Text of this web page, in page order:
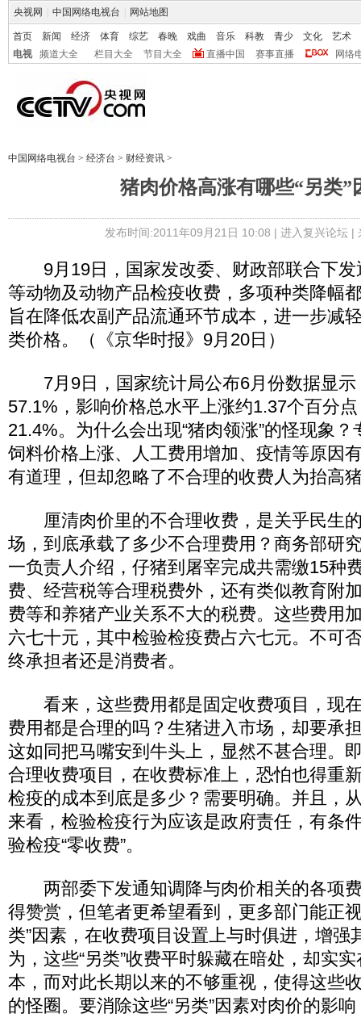
央视网 中国网络电视台 网站地图
首页 新闻 经济 体育 综艺 春晚 戏曲 音乐 科教 青少 文化
艺术
电视
频道大全 栏目大全 节目大全 直播中国 赛事直播 网络
中国网络电视台 > 经济台 > 财经资讯 >
猪肉价格高涨有哪些“另类”
发布时间:2011年09月21日 10:08 | 进入复兴论坛|
9月19日，国家发改委、财政部联合下发
等动物及动物产品检疫收费，多项种类降幅
旨在降低农副产品流通环节成本，进一步减
类价格。（《京华时报》9月20日）
7月9日，国家统计局公布6月份数据显示
57.1%，影响价格总水平上涨约1.37个百分
21.4%。为什么会出现“猪肉领涨”的怪现象
饲料价格上涨、人工费用增加、疫情等原因
有道理，但却忽略了不合理的收费人为抬高
厘清肉价里的不合理收费，是关乎民生
场，到底承载了多少不合理费用？商务部研
一负责人介绍，仔猪到屠宰完成共需缴15种
费、经营税等合理税费外，还有类似教育附
费等和养猪产业关系不大的税费。这些费用
六七十元，其中检验检疫费占六七元。不可
终承担者还是消费者。
看来，这些费用都是固定收费项目，现
费用都是合理的吗？生猪进入市场，却要承
这如同把马嘴安到牛头上，显然不甚合理。
合理收费项目，在收费标准上，恐怕也得重
检疫的成本到底是多少？需要明确。并且，
来看，检验检疫行为应该是政府责任，有条
验检疫“零收费”。
两部委下发通知调降与肉价相关的各项
得赞赏，但笔者更希望看到，更多部门能正
类”因素，在收费项目设置上与时俱进，增强
为，这些“另类”收费平时躲藏在暗处，却实
本，而对此长期以来的不够重视，使得这些
的怪圈。要消除这些“另类”因素对肉价的影